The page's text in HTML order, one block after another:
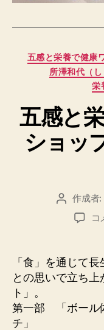
五感と栄養で健康
所澤和代（
栄
五感と
ショッ
投 作成者:
五
栄
養
で
康
コ
「食」を通じて
との思いで立ち
ト」。
第一部 「ボール
チ」